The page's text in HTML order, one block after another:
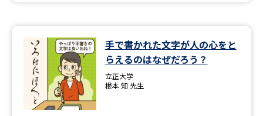
学問のミニ講義「夢ナビ講義」 学問分野解説
学問の教科書 夢ナビライブ
手で書かれた文字が人の心をと
らえるのはなぜだろう？
立正大学
根本 知 先生